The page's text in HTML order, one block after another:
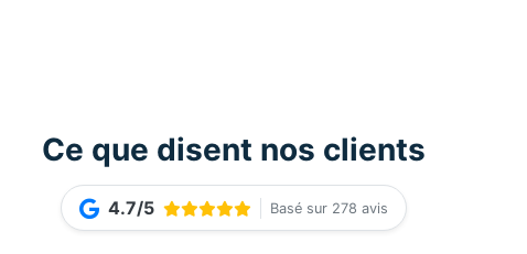
Ce que disent nos clients
4.7/5 Basé sur 278 avis